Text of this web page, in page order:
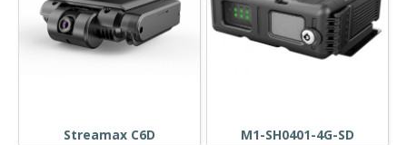
Streamax C6D M1-SH0401-4G-SD